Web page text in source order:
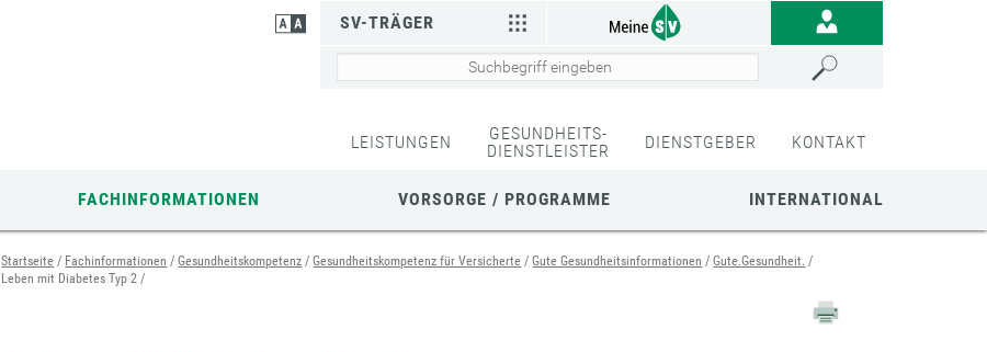
SV-TRÄGER
LEISTUNGEN
GESUNDHEITS-
DIENSTLEISTER
DIENSTGEBER KONTAKT
FACHINFORMATIONEN VORSORGE / PROGRAMME INTERNATIONAL
Startseite Fachinformationen Gesundheitskompetenz Gesundheitskompetenz für Versicherte Gute Gesundheitsinformationen
Gute.Gesundheit.
Leben mit Diabetes Typ 2